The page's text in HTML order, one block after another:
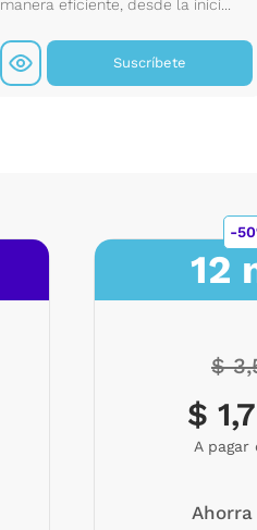
manera eficiente, desde la inici...
Suscríbete
-
12
$
$
A pagar
Ahorra